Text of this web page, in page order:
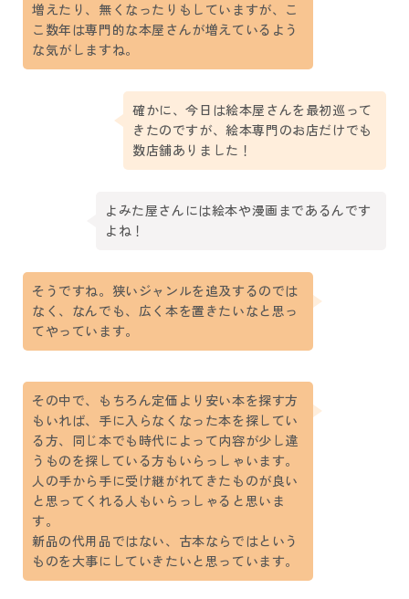
増えたり、無くなったりもしていますが、こ
こ数年は専門的な本屋さんが増えているよう
な気がしますね。
確かに、今日は絵本屋さんを最初巡って
きたのですが、絵本専門のお店だけでも
数店舗ありました！
よみた屋さんには絵本や漫画まであるんです
よね！
そうですね。狭いジャンルを追及するのでは
なく、なんでも、広く本を置きたいなと思っ
てやっています。
その中で、もちろん定価より安い本を探す方
もいれば、手に入らなくなった本を探してい
る方、同じ本でも時代によって内容が少し違
うものを探している方もいらっしゃいます。
人の手から手に受け継がれてきたものが良い
と思ってくれる人もいらっしゃると思いま
す。
新品の代用品ではない、古本ならではという
ものを大事にしていきたいと思っています。